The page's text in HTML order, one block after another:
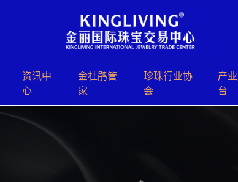
资讯中
心
⾦杜鹃管
家
珍珠⾏业协
会
产
台